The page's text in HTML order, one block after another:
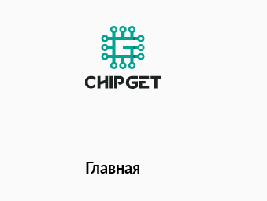
Главная